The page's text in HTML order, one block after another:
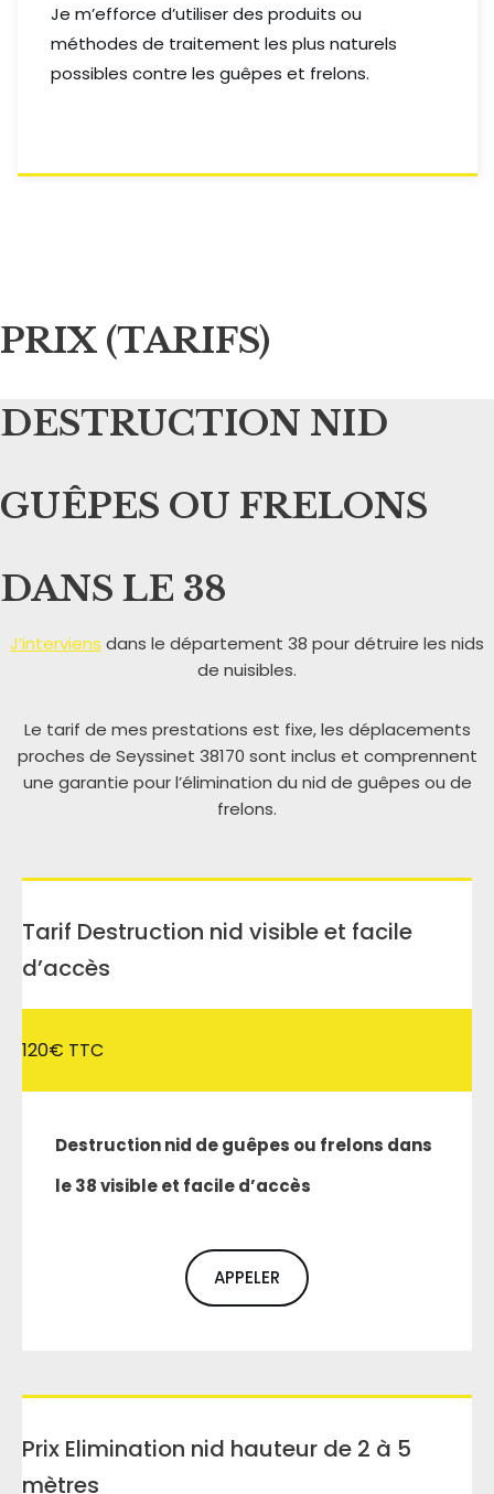
Je m’efforce d’utiliser des produits ou
méthodes de traitement les plus naturels
possibles contre les guêpes et frelons.
PRIX (TARIFS)
DESTRUCTION NID
GUÊPES OU FRELONS
DANS LE 38
J’interviens dans le département 38 pour détruire les nids
de nuisibles.
Le tarif de mes prestations est fixe, les déplacements
proches de Seyssinet 38170 sont inclus et comprennent
une garantie pour l’élimination du nid de guêpes ou de
frelons.
Tarif Destruction nid visible et facile
d’accès
120€ TTC
Destruction nid de guêpes ou frelons dans
le 38 visible et facile d’accès
APPELER
Prix Elimination nid hauteur de 2 à 5
mètres